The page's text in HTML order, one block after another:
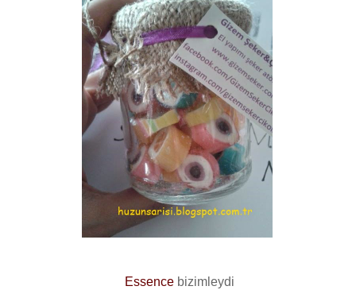
Essence bizimleydi